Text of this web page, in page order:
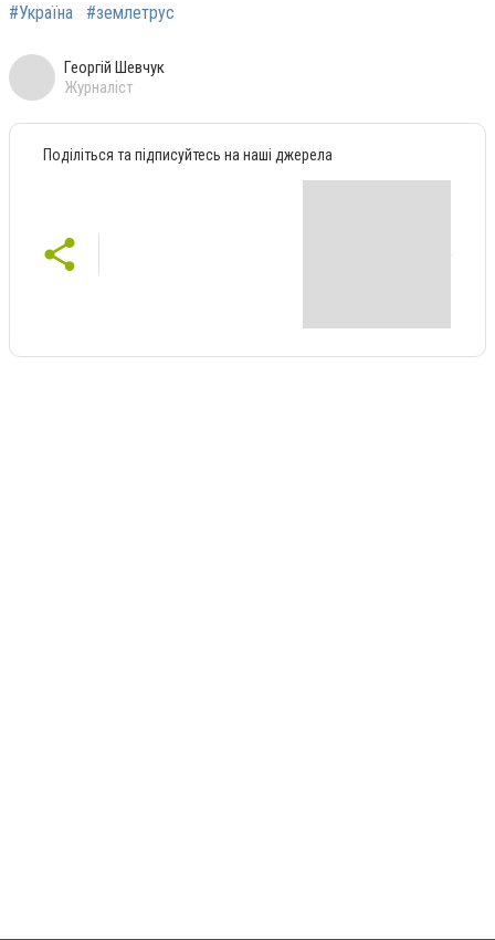
#Україна #землетрус
Георгій Шевчук
Журналіст
Поділіться та підписуйтесь на наші джерела